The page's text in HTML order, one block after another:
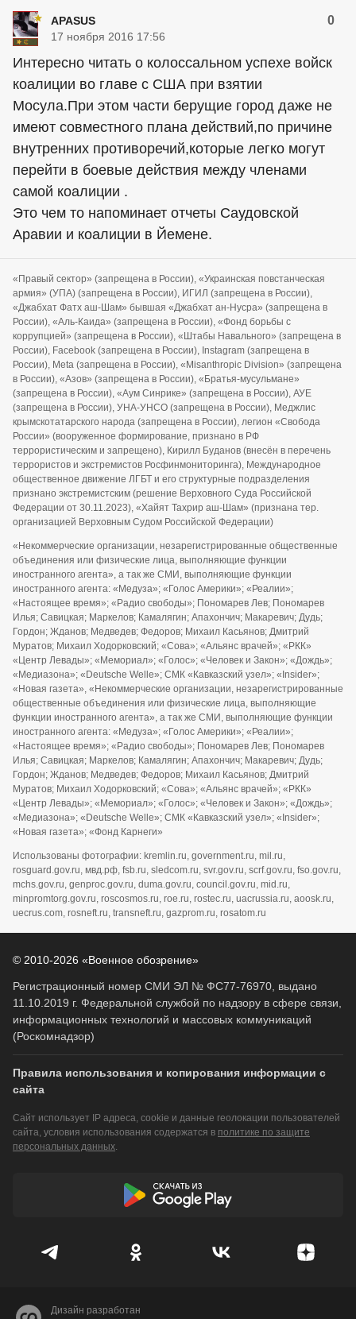
APASUS 0
17 ноября 2016 17:56
Интересно читать о колоссальном успехе войск
коалиции во главе с США при взятии
Мосула.При этом части берущие город даже не
имеют совместного плана действий,по причине
внутренних противоречий,которые легко могут
перейти в боевые действия между членами
самой коалиции .
Это чем то напоминает отчеты Саудовской
Аравии и коалиции в Йемене.
«Правый сектор» (запрещена в России), «Украинская повстанческая
армия» (УПА) (запрещена в России), ИГИЛ (запрещена в России),
«Джабхат Фатх аш-Шам» бывшая «Джабхат ан-Нусра» (запрещена в
России), «Аль-Каида» (запрещена в России), «Фонд борьбы с
коррупцией» (запрещена в России), «Штабы Навального» (запрещена в
России), Facebook (запрещена в России), Instagram (запрещена в
России), Meta (запрещена в России), «Misanthropic Division» (запрещена
в России), «Азов» (запрещена в России), «Братья-мусульмане»
(запрещена в России), «Аум Синрике» (запрещена в России), АУЕ
(запрещена в России), УНА-УНСО (запрещена в России), Меджлис
крымскотатарского народа (запрещена в России), легион «Свобода
России» (вооруженное формирование, признано в РФ
террористическим и запрещено), Кирилл Буданов (внесён в перечень
террористов и экстремистов Росфинмониторинга), Международное
общественное движение ЛГБТ и его структурные подразделения
признано экстремистским (решение Верховного Суда Российской
Федерации от 30.11.2023), «Хайят Тахрир аш-Шам» (признана тер.
организацией Верховным Судом Российской Федерации)
«Некоммерческие организации, незарегистрированные общественные
объединения или физические лица, выполняющие функции
иностранного агента», а так же СМИ, выполняющие функции
иностранного агента: «Медуза»; «Голос Америки»; «Реалии»;
«Настоящее время»; «Радио свободы»; Пономарев Лев; Пономарев
Илья; Савицкая; Маркелов; Камалягин; Апахончич; Макаревич; Дудь;
Гордон; Жданов; Медведев; Федоров; Михаил Касьянов; Дмитрий
Муратов; Михаил Ходорковский; «Сова»; «Альянс врачей»; «РКК»
«Центр Левады»; «Мемориал»; «Голос»; «Человек и Закон»; «Дождь»;
«Медиазона»; «Deutsche Welle»; СМК «Кавказский узел»; «Insider»;
«Новая газета», «Некоммерческие организации, незарегистрированные
общественные объединения или физические лица, выполняющие
функции иностранного агента», а так же СМИ, выполняющие функции
иностранного агента: «Медуза»; «Голос Америки»; «Реалии»;
«Настоящее время»; «Радио свободы»; Пономарев Лев; Пономарев
Илья; Савицкая; Маркелов; Камалягин; Апахончич; Макаревич; Дудь;
Гордон; Жданов; Медведев; Федоров; Михаил Касьянов; Дмитрий
Муратов; Михаил Ходорковский; «Сова»; «Альянс врачей»; «РКК»
«Центр Левады»; «Мемориал»; «Голос»; «Человек и Закон»; «Дождь»;
«Медиазона»; «Deutsche Welle»; СМК «Кавказский узел»; «Insider»;
«Новая газета»; «Фонд Карнеги»
Использованы фотографии: kremlin.ru, government.ru, mil.ru,
rosguard.gov.ru, мвд.рф, fsb.ru, sledcom.ru, svr.gov.ru, scrf.gov.ru, fso.gov.ru,
mchs.gov.ru, genproc.gov.ru, duma.gov.ru, council.gov.ru, mid.ru,
minpromtorg.gov.ru, roscosmos.ru, roe.ru, rostec.ru, uacrussia.ru, aoosk.ru,
uecrus.com, rosneft.ru, transneft.ru, gazprom.ru, rosatom.ru
© 2010-2026 «Военное обозрение»
Регистрационный номер СМИ ЭЛ № ФС77-76970, выдано
11.10.2019 г. Федеральной службой по надзору в сфере связи,
информационных технологий и массовых коммуникаций
(Роскомнадзор)
Правила использования и копирования информации с
сайта
Сайт использует IP адреса, cookie и данные геолокации пользователей
сайта, условия использования содержатся в политике по защите
персональных данных.
Дизайн разработан